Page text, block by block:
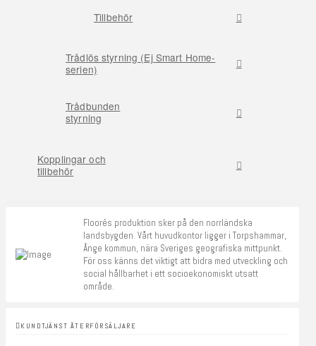
Tillbehör
Trådlös styrning (Ej Smart Home-
serien)
Trådbunden
styrning
Kopplingar och
tillbehör
Floorés produktion sker på den norrländska
landsbygden. Vårt huvudkontor ligger i Torpshammar,
Ånge kommun, nära Sveriges geografiska mittpunkt.
För oss känns det viktigt att bidra med utveckling och
social hållbarhet i ett socioekonomiskt utsatt
område.
KUNDTJÄNST ÅTERFÖRSÄLJARE